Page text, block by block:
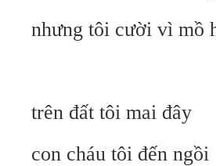
nhưng tôi cười vì mồ
trên đất tôi mai đây
con cháu tôi đến ngồi